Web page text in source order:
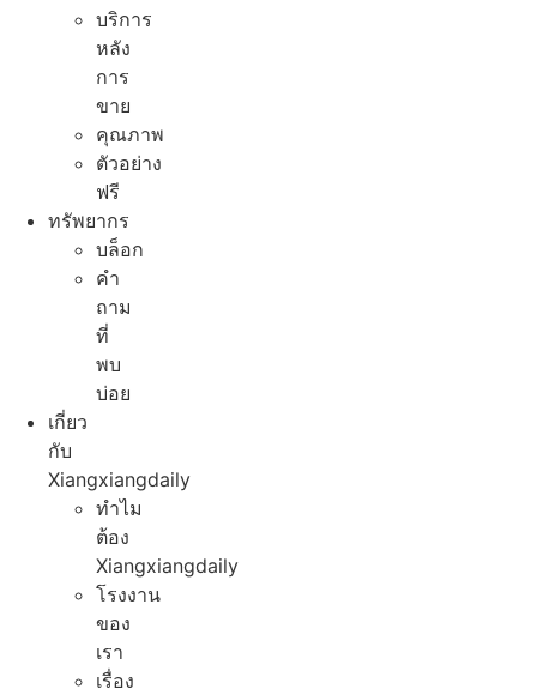
บริการ
หลัง
การ
ขาย
คุณภาพ
ตัวอย่าง
ฟรี
ทรัพยากร
บล็อก
คํา
ถาม
ที่
พบ
บ่อย
เกี่ยว
กับ
Xiangxiangdaily
ทําไม
ต้อง
Xiangxiangdaily
โรงงาน
ของ
เรา
เรื่อง